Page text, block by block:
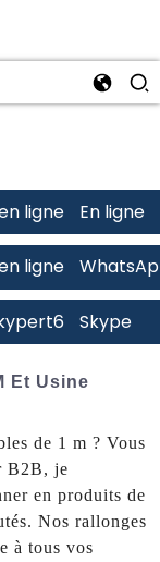
En ligne
Skype
Et Usine
de 1 m ? Vous
B2B, je
en produits de
Nos rallonges
à tous vos